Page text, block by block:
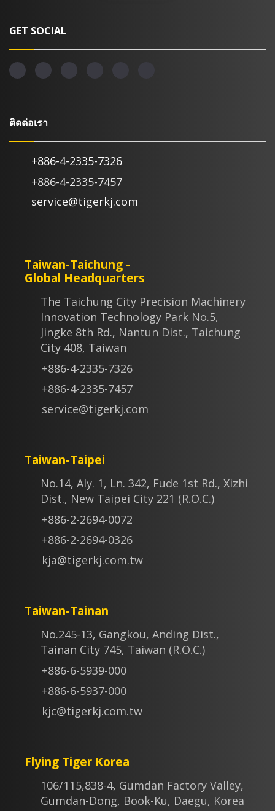
GET SOCIAL
ติดต่อเรา
+886-4-2335-7326
+886-4-2335-7457
service@tigerkj.com
Taiwan-Taichung -
Global Headquarters
The Taichung City Precision Machinery
Innovation Technology Park No.5,
Jingke 8th Rd., Nantun Dist., Taichung
City 408, Taiwan
+886-4-2335-7326
+886-4-2335-7457
service@tigerkj.com
Taiwan-Taipei
No.14, Aly. 1, Ln. 342, Fude 1st Rd., Xizhi
Dist., New Taipei City 221 (R.O.C.)
+886-2-2694-0072
+886-2-2694-0326
kja@tigerkj.com.tw
Taiwan-Tainan
No.245-13, Gangkou, Anding Dist.,
Tainan City 745, Taiwan (R.O.C.)
+886-6-5939-000
+886-6-5937-000
kjc@tigerkj.com.tw
Flying Tiger Korea
106/115,838-4, Gumdan Factory Valley,
Gumdan-Dong, Book-Ku, Daegu, Korea